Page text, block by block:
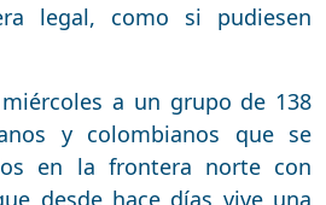
legal, como si pudiesen
a un grupo de 138
y colombianos que se
en la frontera norte con
desde hace días vive una